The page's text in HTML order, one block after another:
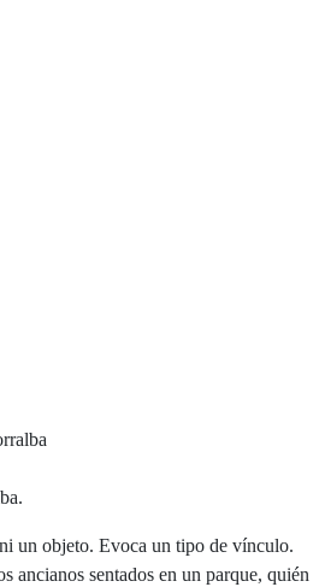
un objeto. Evoca un tipo de vínculo.
ancianos sentados en un parque, quién